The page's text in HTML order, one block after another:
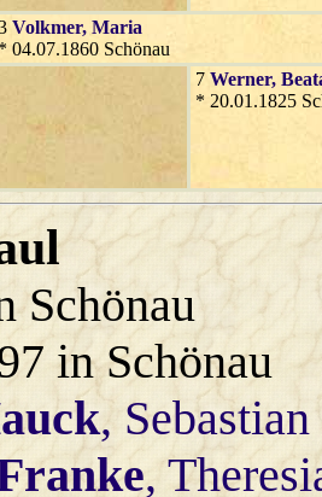
Volkmer, Maria
* 04.07.1860 Schönau
7 Werner,
* 20.01.1825
Schönau
in Schönau
, Sebastian
,